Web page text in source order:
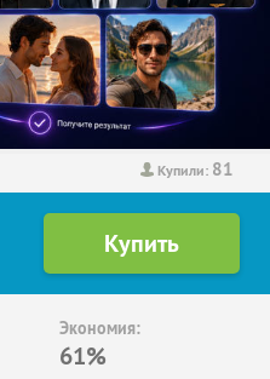
Купили: 81
Экономия:
61%